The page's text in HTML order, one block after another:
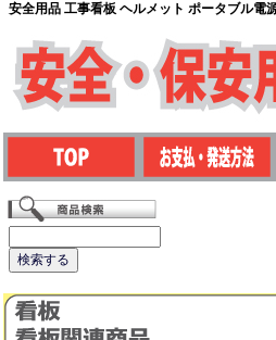
安全用品 工事看板 ヘルメット ポータブル電